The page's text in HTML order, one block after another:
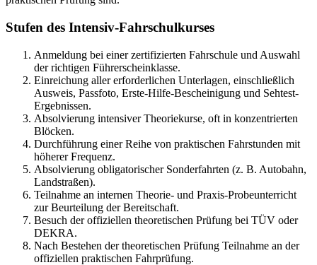
Stufen des Intensiv-Fahrschulkurses
Anmeldung bei einer zertifizierten Fahrschule und Auswahl
der richtigen Führerscheinklasse.
Einreichung aller erforderlichen Unterlagen, einschließlich
Ausweis, Passfoto, Erste-Hilfe-Bescheinigung und Sehtest-
Ergebnissen.
Absolvierung intensiver Theoriekurse, oft in konzentrierten
Blöcken.
Durchführung einer Reihe von praktischen Fahrstunden mit
höherer Frequenz.
Absolvierung obligatorischer Sonderfahrten (z. B. Autobahn,
Landstraßen).
Teilnahme an internen Theorie- und Praxis-Probeunterricht
zur Beurteilung der Bereitschaft.
Besuch der offiziellen theoretischen Prüfung bei TÜV oder
DEKRA.
Nach Bestehen der theoretischen Prüfung Teilnahme an der
offiziellen praktischen Fahrprüfung.